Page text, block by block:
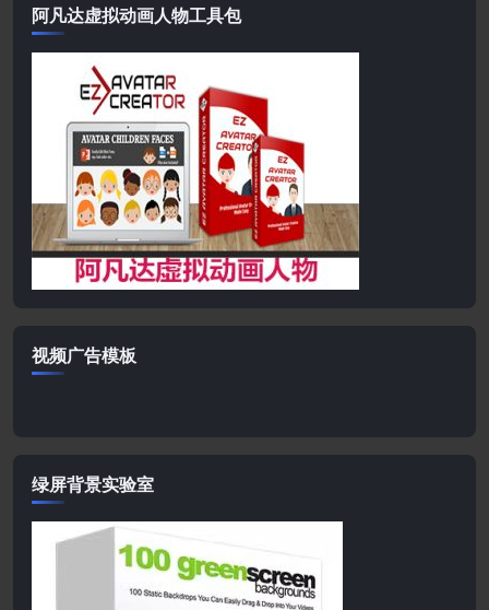
阿凡达虚拟动画人物工具包
视频广告模板
绿屏背景实验室